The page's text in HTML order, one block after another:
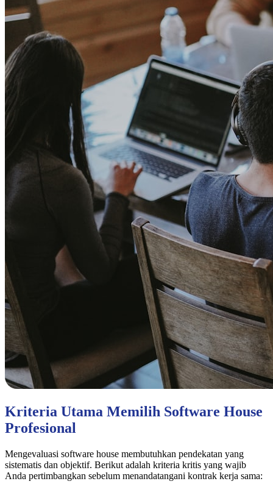
Kriteria Utama Memilih Software House
Profesional
Mengevaluasi software house membutuhkan pendekatan yang
sistematis dan objektif. Berikut adalah kriteria kritis yang wajib
Anda pertimbangkan sebelum menandatangani kontrak kerja sama: